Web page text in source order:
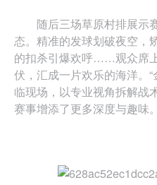
随后三场草原村排展示
态。精准的发球划破夜空，
的扣杀引爆欢呼……观众席
伏，汇成一片欢乐的海洋。
临现场，以专业视角拆解战
赛事增添了更多深度与趣味。